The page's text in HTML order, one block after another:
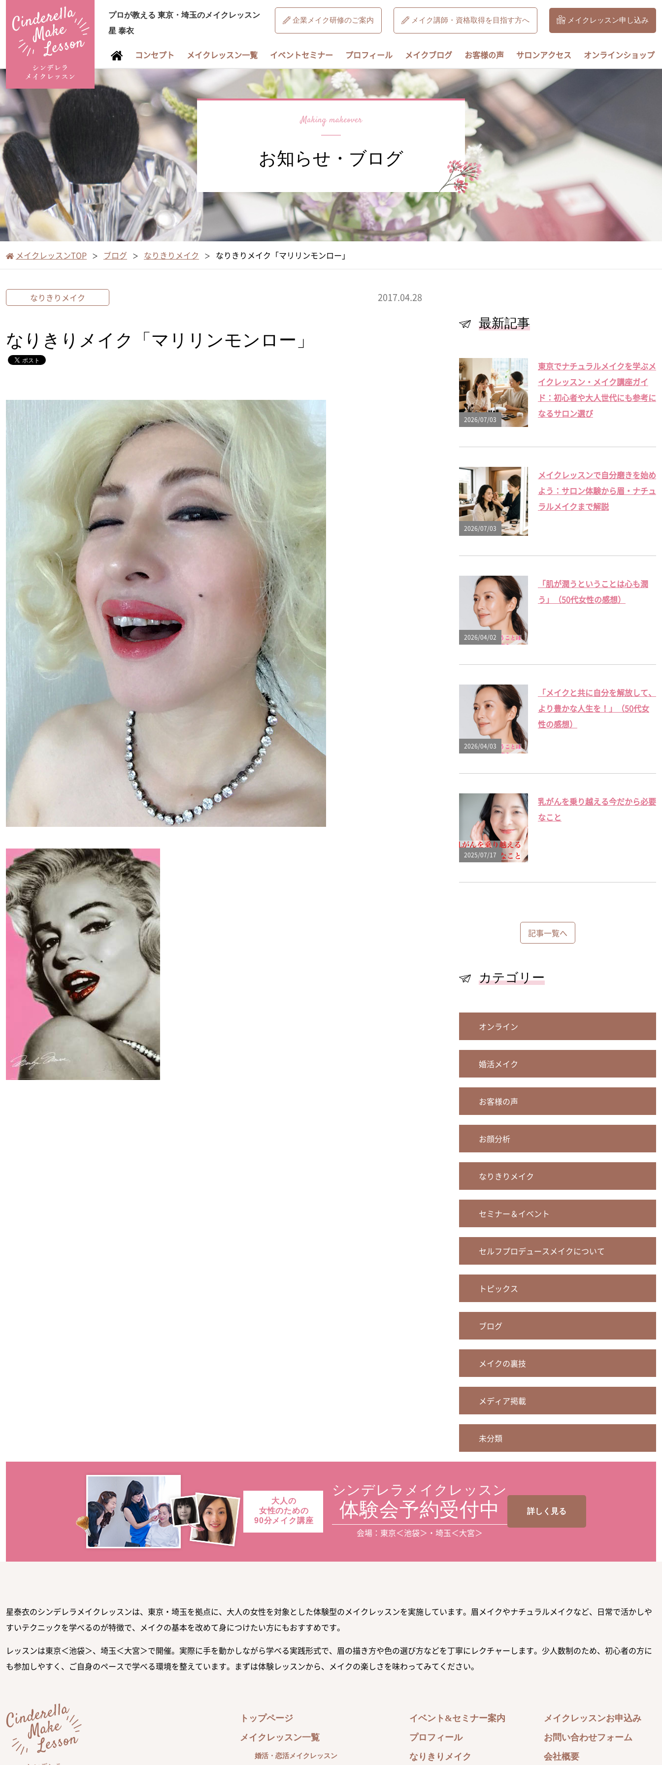
プロが教える 東京・埼玉のメイクレッスン
星 泰衣
企業メイク研修のご案内 メイク講師・資格取得を目指す方へ メイクレッスン申し込み
コンセプト メイクレッスン一覧 イベントセミナー プロフィール メイクブログ お客様の声 サロンアクセス オンラインショップ
お知らせ・ブログ
メイクレッスンTOP ブログ なりきりメイク なりきりメイク「マリリンモンロー」
なりきりメイク 2017.04.28
なりきりメイク「マリリンモンロー」
最新記事
2026/07/03
東京でナチュラルメイクを学ぶメ
イクレッスン・メイク講座ガイ
ド：初心者や大人世代にも参考に
なるサロン選び
2026/07/03
メイクレッスンで自分磨きを始め
よう：サロン体験から眉・ナチュ
ラルメイクまで解説
2026/04/02
「肌が潤うということは心も潤
う」（50代女性の感想）
2026/04/03
「メイクと共に自分を解放して、
より豊かな人生を！」（50代女
性の感想）
2025/07/17
乳がんを乗り越える今だから必要
なこと
記事一覧へ
カテゴリー
オンライン
婚活メイク
お客様の声
お顔分析
なりきりメイク
セミナー＆イベント
セルフプロデュースメイクについて
トピックス
ブログ
メイクの裏技
メディア掲載
未分類
大人の
女性のための
90分メイク講座
シンデレラメイクレッスン
体験会予約受付中
会場：東京＜池袋＞・埼玉＜大宮＞
詳しく見る
星泰衣のシンデレラメイクレッスンは、東京・埼玉を拠点に、大人の女性を対象とした体験型のメイクレッスンを実施しています。眉メイクやナチュラルメイクなど、日常で活かしや
すいテクニックを学べるのが特徴で、メイクの基本を改めて身につけたい方にもおすすめです。
レッスンは東京＜池袋＞、埼玉＜大宮＞で開催。実際に手を動かしながら学べる実践形式で、眉の描き方や色の選び方などを丁寧にレクチャーします。少人数制のため、初心者の方に
も参加しやすく、ご自身のペースで学べる環境を整えています。まずは体験レッスンから、メイクの楽しさを味わってみてください。
トップページ
メイクレッスン一覧
婚活・恋活メイクレッスン
イベント&セミナー案内
プロフィール
なりきりメイク
メイクレッスンお申込み
お問い合わせフォーム
会社概要